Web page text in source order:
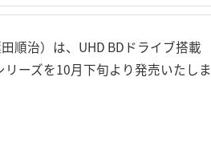
順治）は、UHD BDドライブ搭載
リーズを10月下旬より発売いたしま